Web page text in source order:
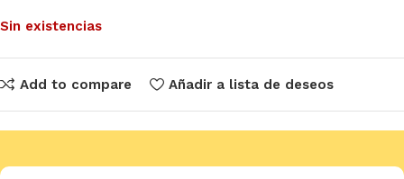
Sin existencias
Add to compare Añadir a lista de deseos